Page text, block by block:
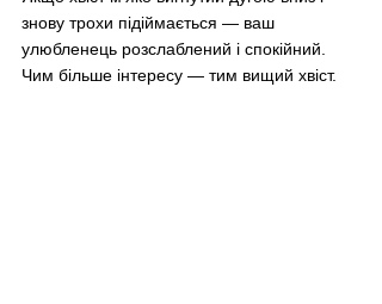
знову трохи підіймається — ваш
улюбленець розслаблений і спокійний.
Чим більше інтересу — тим вищий хвіст.